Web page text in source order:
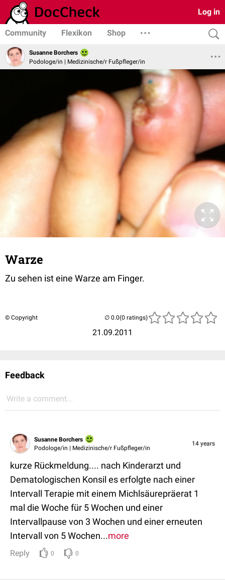
Log in
Community Flexikon Shop
Susanne Borchers
Podologe/in | Medizinische/r Fußpfleger/in
Warze
Zu sehen ist eine Warze am Finger.
© Copyright
21.09.2011
(0 ratings)
Feedback
Write a comment...
Susanne Borchers
Podologe/in | Medizinische/r Fußpfleger/in
14 years
kurze Rückmeldung.... nach Kinderarzt und
Dematologischen Konsil es erfolgte nach einer
Intervall Terapie mit einem Michlsäurepräerat 1
mal die Woche für 5 Wochen und einer
Intervallpause von 3 Wochen und einer erneuten
Intervall von 5 Wochen...more
Reply 0 0